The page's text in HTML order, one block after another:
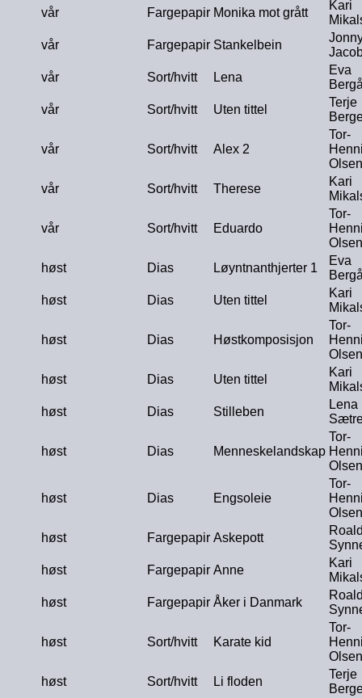
vår
Fargepapir Monika mot grått
Kari
vår
Fargepapir Stankelbein
vår
Sort/hvitt Lena
Eva
vår
Sort/hvitt Uten tittel
Terje
vår Sort/hvitt Alex 2
Tor-
Olsen
vår
Sort/hvitt Therese
Kari
vår Sort/hvitt Eduardo
Tor-
Olsen
høst
Dias Løyntnanthjerter 1
Eva
høst
Dias Uten tittel
Kari
høst Dias Høstkomposisjon
Tor-
Olsen
høst
Dias Uten tittel
Kari
høst
Dias Stilleben
Lena
høst Dias Menneskelandskap
Tor-
Olsen
høst Dias Engsoleie
Tor-
Olsen
høst
Fargepapir Askepott
høst
Fargepapir Anne
Kari
høst
Fargepapir Åker i Danmark
høst Sort/hvitt Karate kid
Tor-
Olsen
høst
Sort/hvitt Li floden
Terje